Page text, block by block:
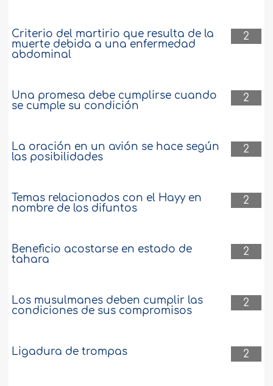
2
Criterio del martirio que resulta de la
muerte debida a una enfermedad
abdominal
2
Una promesa debe cumplirse cuando
se cumple su condición
2
La oración en un avión se hace según
las posibilidades
2
Temas relacionados con el Hayy en
nombre de los difuntos
2
Beneficio acostarse en estado de
tahara
2
Los musulmanes deben cumplir las
condiciones de sus compromisos
2
Ligadura de trompas